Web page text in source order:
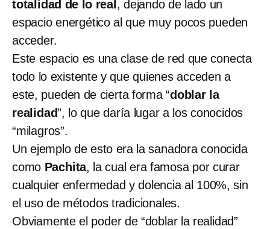
totalidad de lo real , dejando de lado un
espacio energético al que muy pocos pueden
acceder.
Este espacio es una clase de red que conecta
todo lo existente y que quienes acceden a
este, pueden de cierta forma “doblar la
realidad”, lo que daría lugar a los conocidos
“milagros”.
Un ejemplo de esto era la sanadora conocida
como Pachita, la cual era famosa por curar
cualquier enfermedad y dolencia al 100%, sin
el uso de métodos tradicionales.
Obviamente el poder de “doblar la realidad”